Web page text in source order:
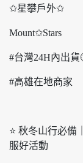
✩星攀戶外✩
Mount✩Stars
#台灣24H內出貨
#高雄在地商家
⭐ 秋冬山行必備
服好活動